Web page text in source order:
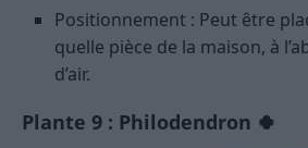
Positionnement : Peut être
quelle pièce de la maison, à
d’air.
Plante 9 : Philodendron 🍀